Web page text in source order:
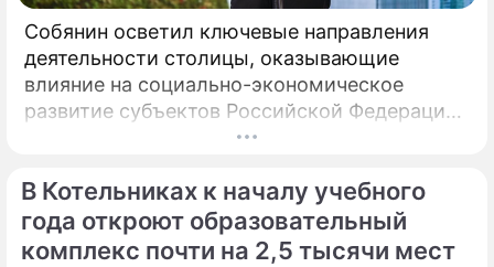
Собянин осветил ключевые направления
деятельности столицы, оказывающие
влияние на социально-экономическое
развитие субъектов Российской Федерации.
Сергей Собянин акцентировал внимание на
федерального бюджета и обеспечении
сбалансированности региональных
финансов.
В Котельниках к началу учебного
года откроют образовательный
комплекс почти на 2,5 тысячи мест